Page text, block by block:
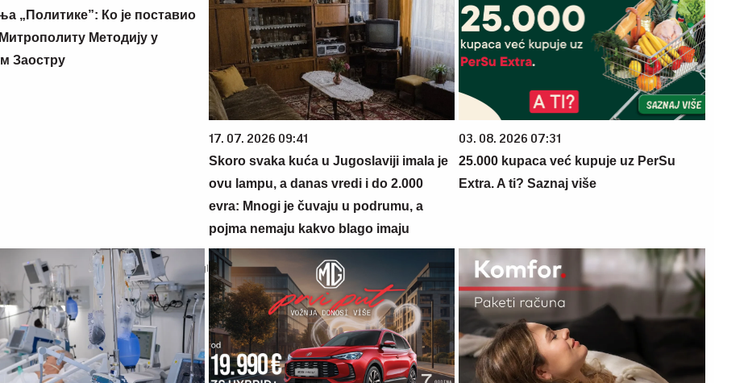
„Политике”: Ко је поставио
Методију у
Заостру
17. 07. 2026 09:41
Skoro svaka kuća u Jugoslaviji imala je
ovu lampu, a danas vredi i do 2.000
evra: Mnogi je čuvaju u podrumu, a
pojma nemaju kakvo blago imaju
03. 08. 2026 07:31
25.000 kupaca već kupuje uz PerSu
Extra. A ti? Saznaj više